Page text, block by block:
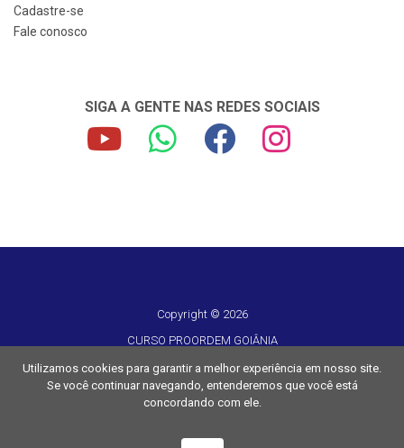
Cadastre-se
Fale conosco
SIGA A GENTE NAS REDES SOCIAIS
Copyright © 2026
CURSO PROORDEM GOIÂNIA
CNPJ 16.417.042/0001-62
Todos os direitos reservados
Utilizamos cookies para garantir a melhor experiência em nosso site.
Se você continuar navegando, entenderemos que você está
concordando com ele.